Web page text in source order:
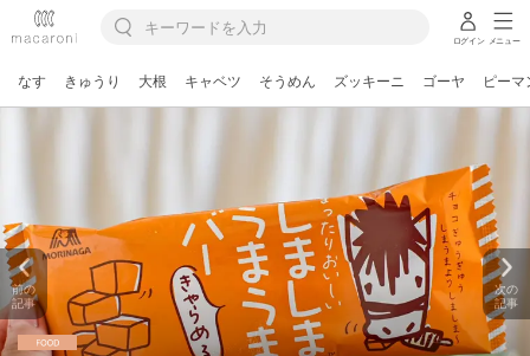
ログイン メニュー
なす きゅうり 大根 キャベツ そうめん ズッキーニ ゴーヤ ピーマ
前の
記事
次の
記事